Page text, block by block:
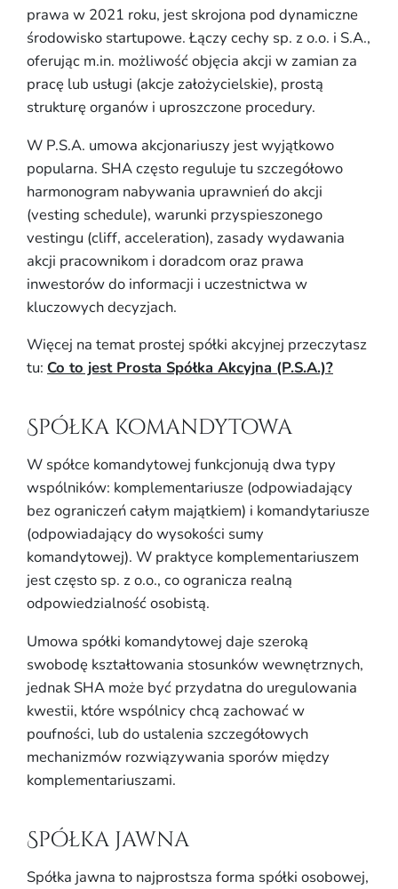
prawa w 2021 roku, jest skrojona pod dynamiczne
środowisko startupowe. Łączy cechy sp. z o.o. i S.A.,
oferując m.in. możliwość objęcia akcji w zamian za
pracę lub usługi (akcje założycielskie), prostą
strukturę organów i uproszczone procedury.
W P.S.A. umowa akcjonariuszy jest wyjątkowo
popularna. SHA często reguluje tu szczegółowo
harmonogram nabywania uprawnień do akcji
(vesting schedule), warunki przyspieszonego
vestingu (cliff, acceleration), zasady wydawania
akcji pracownikom i doradcom oraz prawa
inwestorów do informacji i uczestnictwa w
kluczowych decyzjach.
Więcej na temat prostej spółki akcyjnej przeczytasz
tu: Co to jest Prosta Spółka Akcyjna (P.S.A.)?
Spółka komandytowa
W spółce komandytowej funkcjonują dwa typy
wspólników: komplementariusze (odpowiadający
bez ograniczeń całym majątkiem) i komandytariusze
(odpowiadający do wysokości sumy
komandytowej). W praktyce komplementariuszem
jest często sp. z o.o., co ogranicza realną
odpowiedzialność osobistą.
Umowa spółki komandytowej daje szeroką
swobodę kształtowania stosunków wewnętrznych,
jednak SHA może być przydatna do uregulowania
kwestii, które wspólnicy chcą zachować w
poufności, lub do ustalenia szczegółowych
mechanizmów rozwiązywania sporów między
komplementariuszami.
Spółka jawna
Spółka jawna to najprostsza forma spółki osobowej,